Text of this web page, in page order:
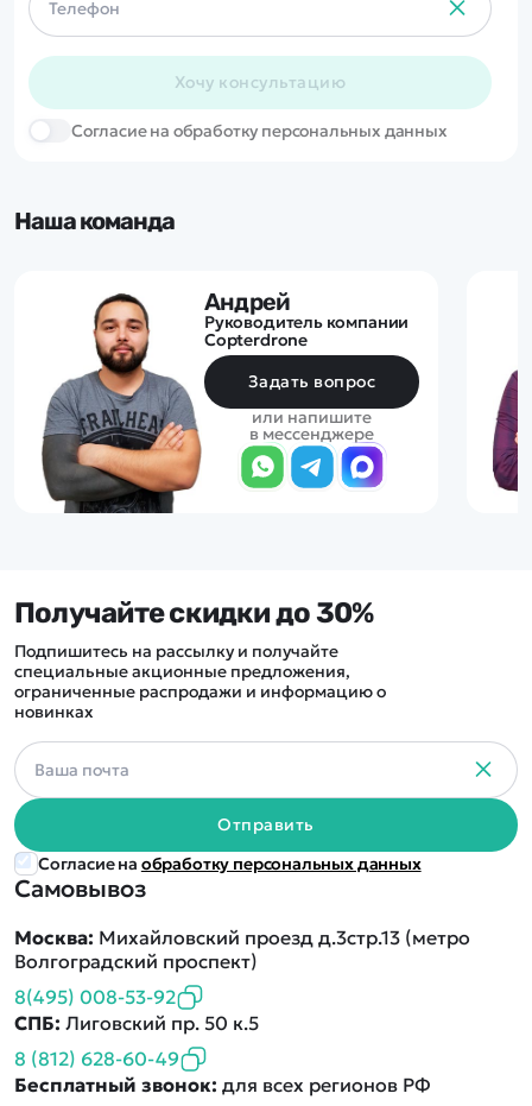
Хочу консультацию
Cогласие на обработку персональных данных
Наша команда
Андрей
Руководитель компании
Copterdrone
Задать вопрос
или напишите
в мессенджере
Самовывоз
Москва: Михайловский проезд д.3стр.13 (метро
Волгоградский проспект)
8(495) 008-53-92
СПБ: Лиговский пр. 50 к.5
8 (812) 628-60-49
Бесплатный звонок: для всех регионов РФ
Получайте скидки до 30%
Подпишитесь на рассылку и получайте
специальные акционные предложения,
ограниченные распродажи и информацию о
новинках
Отправить
Согласие на обработку персональных данных